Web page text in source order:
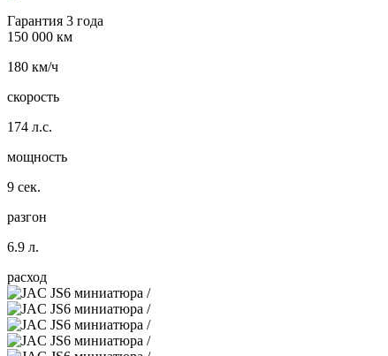
Гарантия 3 года
150 000 км
180 км/ч
скорость
174 л.с.
мощность
9 сек.
разгон
6.9 л.
расход